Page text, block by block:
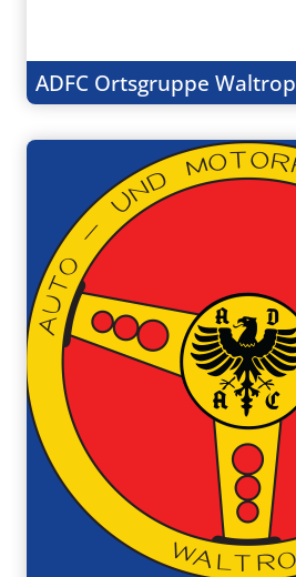
ADFC Ortsgruppe Waltrop